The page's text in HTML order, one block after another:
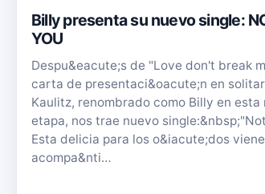
Billy presenta su nuevo single:
YOU
Despu&eacute;s de "Love don't break
carta de presentaci&oacute;n en
Kaulitz, renombrado como Billy en esta
etapa, nos trae nuevo
Esta delicia para los o&iacute;dos viene
acompa&nti…